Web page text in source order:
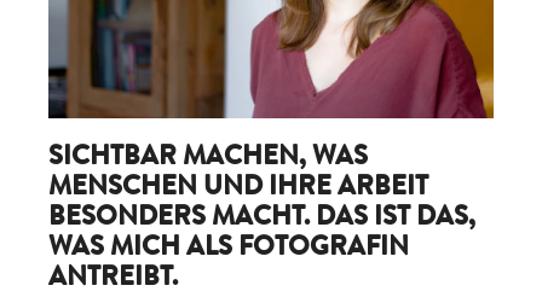
SICHTBAR MACHEN, WAS
MENSCHEN UND IHRE ARBEIT
BESONDERS MACHT. DAS IST DAS,
WAS MICH ALS FOTOGRAFIN
ANTREIBT.